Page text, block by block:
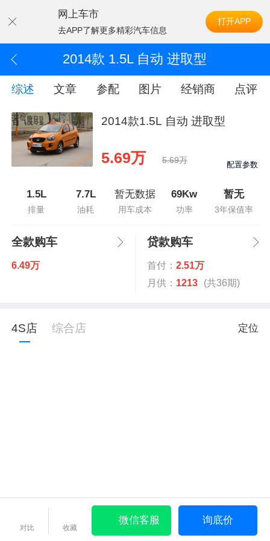
网上车市
去APP了解更多精彩汽车信息
打开APP
2014款 1.5L 自动 进取型
综述 文章 参配 图片 经销商 点评
2014款1.5L 自动 进取型
5.69万 5.69万 配置参数
1.5L
排量
7.7L
油耗
暂无数据
用车成本
69Kw
功率
暂无
3年保值率
全款购车
6.49万
贷款购车
首付： 2.51万
月供： 1213 (共36期)
4S店 综合店 定位
对比 收藏
微信客服 询底价